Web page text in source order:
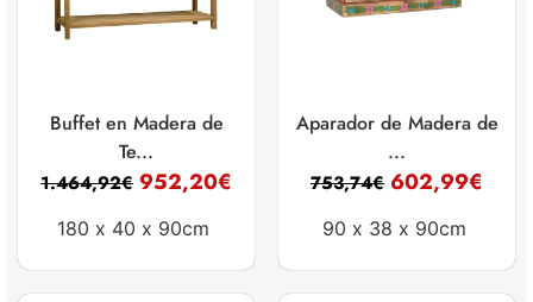
Buffet en Madera de
Te...
1.464,92€ 952,20€
180 x 40 x 90cm
Aparador de Madera de
...
753,74€ 602,99€
90 x 38 x 90cm